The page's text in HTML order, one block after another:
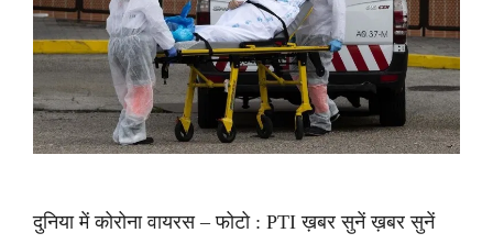
दुनिया में कोरोना वायरस – फोटो : PTI ख़बर सुनें ख़बर सुनें